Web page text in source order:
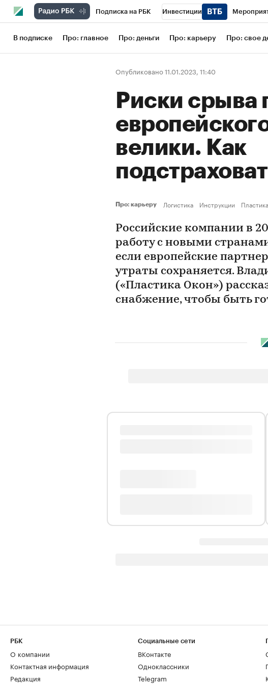
Подписка на РБК Инвестиции
Школа управления РБК РБК Образование
Рынок наличной валюты
В подписке Про: главное Про: деньги Про: карьеру Про: свое
Опубликовано 11.01.2023, 11:40
Риски срыва
велики. Как
Про: карьеру Логистика Инструкции
Российские компании в
работу с новыми
если европейские
утраты сохраняется.
(«Пластика Окон»)
снабжение, чтобы быть
РБК
О компании
Контактная информация
Редакция
Социальные сети
ВКонтакте
Одноклассники
Telegram